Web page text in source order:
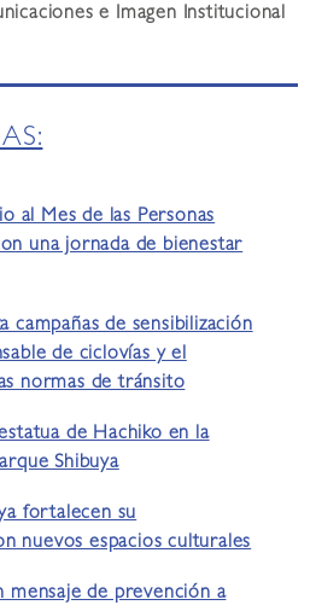
e Imagen Institucional
al Mes de las Personas
una jornada de bienestar
campañas de sensibilización
de ciclovías y el
normas de tránsito
de Hachiko en la
Shibuya
fortalecen su
nuevos espacios culturales
mensaje de prevención a